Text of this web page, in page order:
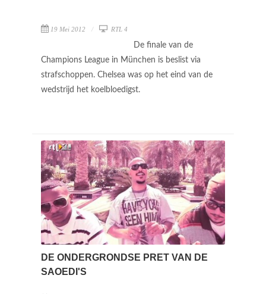
19 Mei 2012 RTL 4
De finale van de
Champions League in München is beslist via
strafschoppen. Chelsea was op het eind van de
wedstrijd het koelbloedigst.
DE ONDERGRONDSE PRET VAN DE
SAOEDI'S